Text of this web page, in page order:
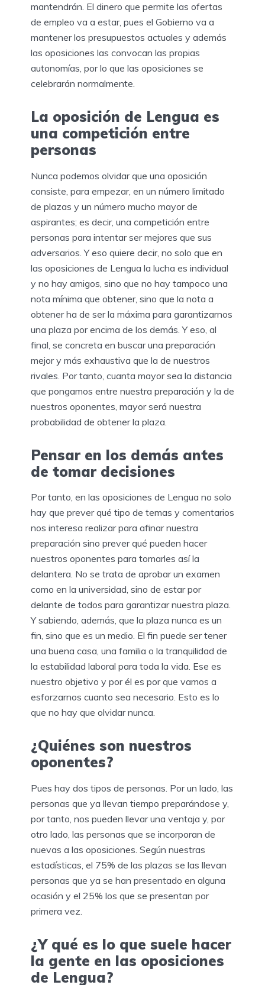
mantendrán. El dinero que permite las ofertas
de empleo va a estar, pues el Gobierno va a
mantener los presupuestos actuales y además
las oposiciones las convocan las propias
autonomías, por lo que las oposiciones se
celebrarán normalmente.
La oposición de Lengua es
una competición entre
personas
Nunca podemos olvidar que una oposición
consiste, para empezar, en un número limitado
de plazas y un número mucho mayor de
aspirantes; es decir, una competición entre
personas para intentar ser mejores que sus
adversarios. Y eso quiere decir, no solo que en
las oposiciones de Lengua la lucha es individual
y no hay amigos, sino que no hay tampoco una
nota mínima que obtener, sino que la nota a
obtener ha de ser la máxima para garantizarnos
una plaza por encima de los demás. Y eso, al
final, se concreta en buscar una preparación
mejor y más exhaustiva que la de nuestros
rivales. Por tanto, cuanta mayor sea la distancia
que pongamos entre nuestra preparación y la de
nuestros oponentes, mayor será nuestra
probabilidad de obtener la plaza.
Pensar en los demás antes
de tomar decisiones
Por tanto, en las oposiciones de Lengua no solo
hay que prever qué tipo de temas y comentarios
nos interesa realizar para afinar nuestra
preparación sino prever qué pueden hacer
nuestros oponentes para tomarles así la
delantera. No se trata de aprobar un examen
como en la universidad, sino de estar por
delante de todos para garantizar nuestra plaza.
Y sabiendo, además, que la plaza nunca es un
fin, sino que es un medio. El fin puede ser tener
una buena casa, una familia o la tranquilidad de
la estabilidad laboral para toda la vida. Ese es
nuestro objetivo y por él es por que vamos a
esforzarnos cuanto sea necesario. Esto es lo
que no hay que olvidar nunca.
¿Quiénes son nuestros
oponentes?
Pues hay dos tipos de personas. Por un lado, las
personas que ya llevan tiempo preparándose y,
por tanto, nos pueden llevar una ventaja y, por
otro lado, las personas que se incorporan de
nuevas a las oposiciones. Según nuestras
estadísticas, el 75% de las plazas se las llevan
personas que ya se han presentado en alguna
ocasión y el 25% los que se presentan por
primera vez.
¿Y qué es lo que suele hacer
la gente en las oposiciones
de Lengua?